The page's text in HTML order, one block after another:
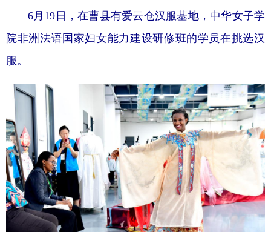
6月19日，在曹县有爱云仓汉服基地，中华女子学
院非洲法语国家妇女能力建设研修班的学员在挑选汉
服。